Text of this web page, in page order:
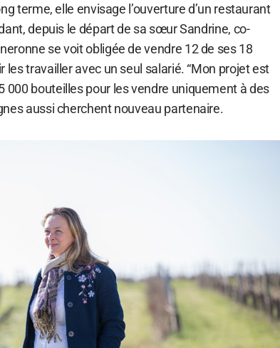
terme, elle envisage l’ouverture d’un restaurant
depuis le départ de sa sœur Sandrine, co-
se voit obligée de vendre 12 de ses 18
les travailler avec un seul salarié. “Mon projet est
000 bouteilles pour les vendre uniquement à des
aussi cherchent nouveau partenaire.